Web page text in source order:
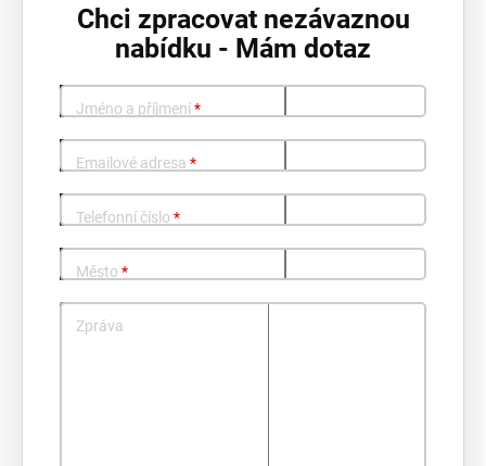
Chci zpracovat nezávaznou
nabídku - Mám dotaz
Jméno a příjmení*
Emailové adresa *
Telefonní číslo *
Město *
Zpráva